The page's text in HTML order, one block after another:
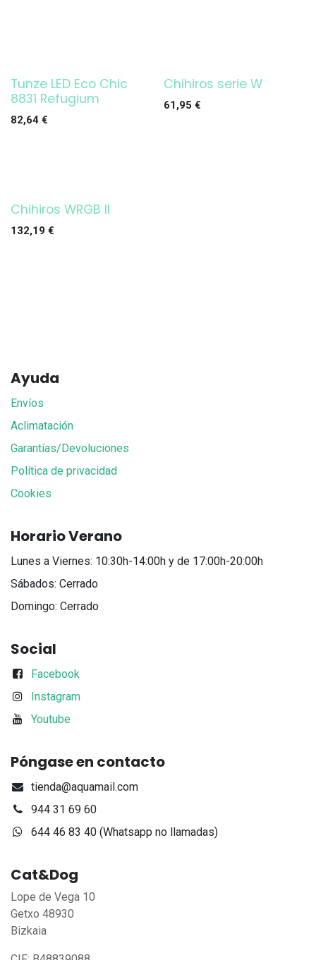
Agotado
Tunze LED Eco Chic
8831 Refugium
82,64 €
¡OFERTA!
Chihiros serie W
61,95 €
Agotado
Chihiros WRGB II
132,19 €
Ayuda
Envíos
Aclimatación
Garantías/Devoluciones
Política de privacidad
Cookies
Horario Verano
Lunes a Viernes: 10:30h-14:00h y de 17:00h-20:00h
Sábados: Cerrado
Domingo: Cerrado
Social
Facebook
Instagram
Youtube
Póngase en contacto
tienda@aquamail.com
944 31 69 60
644 46 83 40 (Whatsapp no llamadas)
Cat&Dog
Lope de Vega 10
Getxo 48930
Bizkaia